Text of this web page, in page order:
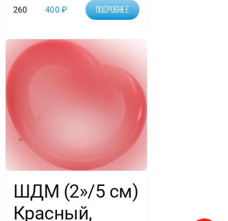
260 400₽ Подробнее
ШДМ (2»/5 см)
Красный,